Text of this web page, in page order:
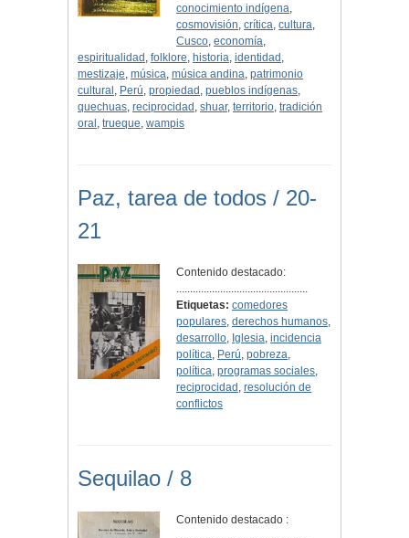
conocimiento indígena,
cosmovisión,crítica,cultura,
Cusco,economía,
espiritualidad , folklore, historia, identidad ,
mestizaje, música, música andina, patrimonio
cultural , Perú, propiedad , pueblos indígenas,
quechuas, reciprocidad , shuar, territorio, tradición
oral , trueque, wampis
Paz, tarea de todos / 20-
21
Contenido destacado:
................................................
Etiquetas: comedores
populares,derechos humanos,
desarrollo, Iglesia,incidencia
política, Perú,pobreza,
política,programas sociales,
reciprocidad ,resolución de
conflictos
Sequilao / 8
Contenido destacado :